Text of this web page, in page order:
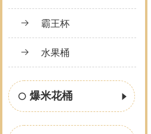
霸王杯
水果桶
爆米花桶